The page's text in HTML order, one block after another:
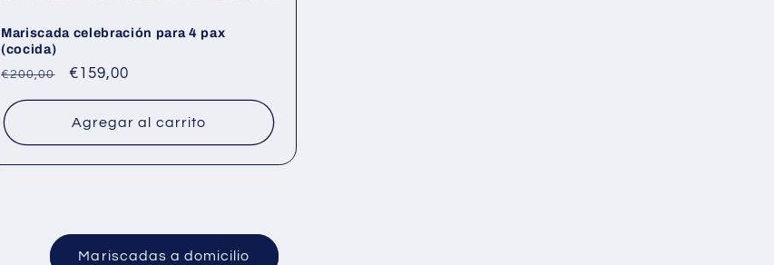
Mariscada celebración para 4 pax
(cocida)
Precio
€200,00
Precio
oferta
€159,00
Agregar al carrito
Mariscadas a domicilio